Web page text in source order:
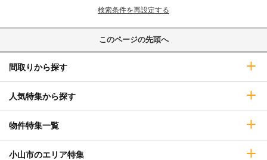
検索条件を再設定する
このページの先頭へ
間取りから探す
人気特集から探す
物件特集一覧
小山市のエリア特集